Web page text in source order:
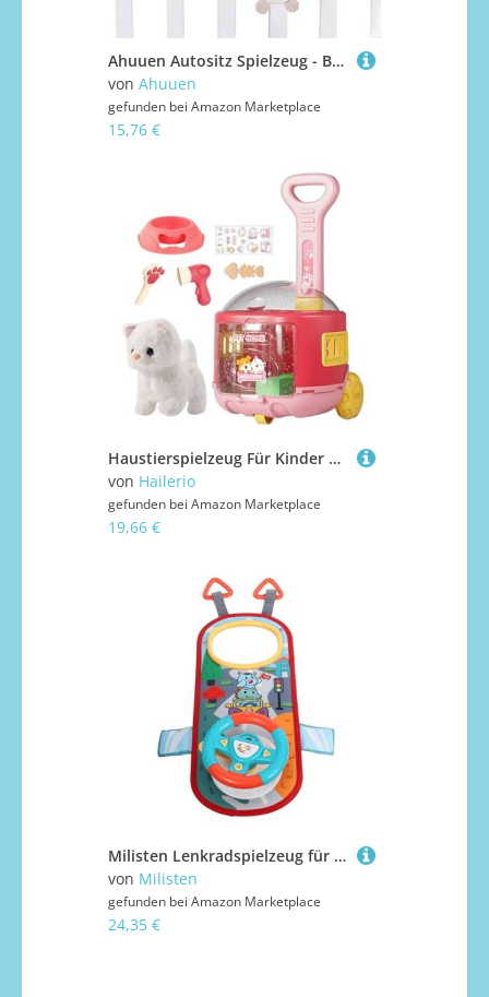
Ahuuen Autositz Spielzeug - Baby Sinnes Spielzeug | Tier Lernspielzeug Kinderwagen Zubehör Für Lange Fahrten Reisen Abenteuer
von Ahuuen
gefunden bei Amazon Marketplace
15,76 €
Haustierspielzeug Für Kinder | Kinderwagen Zubehör Für Haustierpflege Spielzeug | Realistisches Plüschtier Für Rollenspiel Geburtstagsgeschenk Mädchen
von Hailerio
gefunden bei Amazon Marketplace
19,66 €
Milisten Lenkradspielzeug für Rücksitz Interaktiver Fahr-Simulator mit Realistischem Lenkradgefühl Fördert Frühe Bildung Problemlösendes Einfach Montierbar für Auto und Kinderwagen
von Milisten
gefunden bei Amazon Marketplace
24,35 €